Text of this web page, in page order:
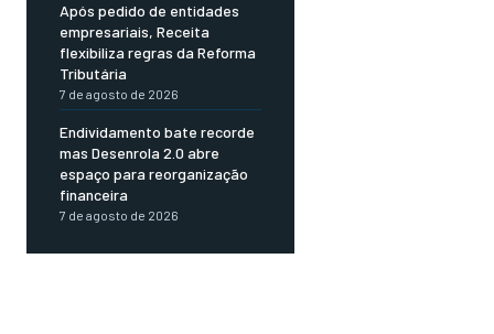
Após pedido de entidades
empresariais, Receita
flexibiliza regras da Reforma
Tributária
7 de agosto de 2026
Endividamento bate recorde
mas Desenrola 2.0 abre
espaço para reorganização
financeira
7 de agosto de 2026